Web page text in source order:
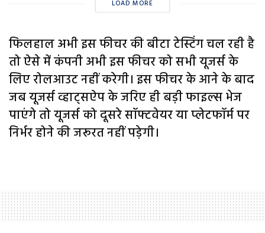
LOAD MORE
फिलहाल अभी इस फीचर की बीटा टेस्टिंग चल रही है
तो ऐसे में कंपनी अभी इस फीचर को सभी यूजर्स के
लिए रोलआउट नहीं करेगी। इस फीचर के आने के बाद
जब यूजर्स व्हाट्सऐप के जरिए ही बड़ी फाइल्स भेज
पाएंगे तो यूजर्स को दूसरे सॉफ्टवेयर या प्लेटफॉर्म पर
निर्भर होने की जरूरत नहीं पड़ेगी।